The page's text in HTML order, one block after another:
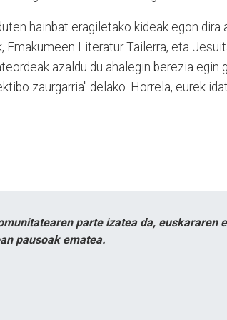
hainbat eragiletako kideak egon dira
Emakumeen Literatur Tailerra, eta
azaldu du ahalegin berezia egin
zaurgarria" delako. Horrela, eurek
parte izatea da, euskararen
pausoak ematea.